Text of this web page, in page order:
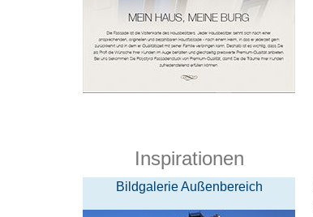
Inspirationen
Bildgalerie Außenbereich